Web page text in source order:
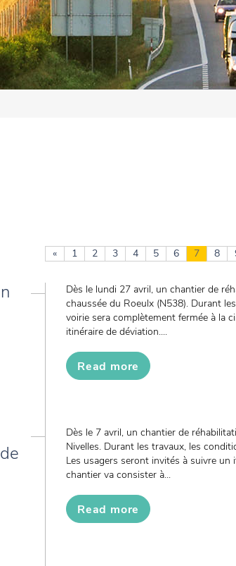
« 1 2 3 4 5 6 7 8
Dès le lundi 27 avril, un chantier de
chaussée du Roeulx (N538). Durant
voirie sera complètement fermée à la
itinéraire de déviation....
Read more
Dès le 7 avril, un chantier de
Nivelles. Durant les travaux, les
Les usagers seront invités à suivre
chantier va consister à...
Read more